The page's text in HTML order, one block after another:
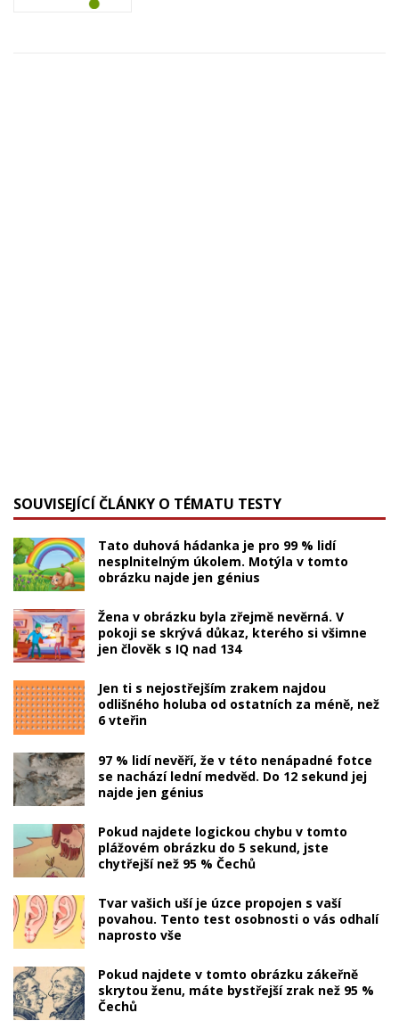
SOUVISEJÍCÍ ČLÁNKY O TÉMATU TESTY
Tato duhová hádanka je pro 99 % lidí
nesplnitelným úkolem. Motýla v tomto
obrázku najde jen génius
Žena v obrázku byla zřejmě nevěrná. V
pokoji se skrývá důkaz, kterého si všimne
jen člověk s IQ nad 134
Jen ti s nejostřejším zrakem najdou
odlišného holuba od ostatních za méně, než
6 vteřin
97 % lidí nevěří, že v této nenápadné fotce
se nachází lední medvěd. Do 12 sekund jej
najde jen génius
Pokud najdete logickou chybu v tomto
plážovém obrázku do 5 sekund, jste
chytřejší než 95 % Čechů
Tvar vašich uší je úzce propojen s vaší
povahou. Tento test osobnosti o vás odhalí
naprosto vše
Pokud najdete v tomto obrázku zákeřně
skrytou ženu, máte bystřejší zrak než 95 %
Čechů